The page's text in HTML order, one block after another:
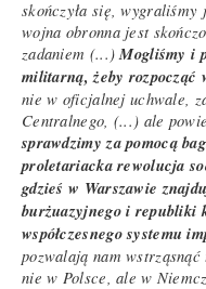
skończyła się, wygraliśmy
wojna obronna jest
zadaniem (...)Mogliśmy i
militarną, żeby rozpocząć
nie w oficjalnej uchwale,
Centralnego, (...) ale
sprawdzimy za pomocą
proletariacka rewolucja
gdzieś w Warszawie
burżuazyjnego i republiki
współczesnego systemu
pozwalają nam
nie w Polsce, ale w